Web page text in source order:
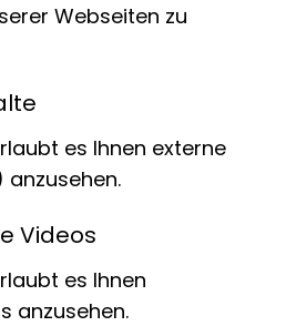
Webseiten zu
es Ihnen externe
anzusehen.
Videos
es Ihnen
anzusehen.